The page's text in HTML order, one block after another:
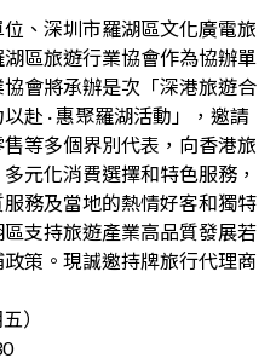
、深圳市羅湖區文化廣電旅
區旅遊行業協會作為協辦單
會將承辦是次「深港旅遊合
赴 · 惠聚羅湖活動」，邀請
等多個界別代表，向香港旅
元化消費選擇和特色服務，
務及當地的熱情好客和獨特
支持旅遊產業高品質發展若
策。現誠邀持牌旅行代理商
）